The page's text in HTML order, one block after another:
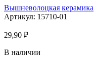
Вышневолоцкая керамика
Артикул: 15710-01
29,90 ₽
В наличии